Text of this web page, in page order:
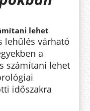
lehet
lehűlés várható
a
számítani lehet
időszakra